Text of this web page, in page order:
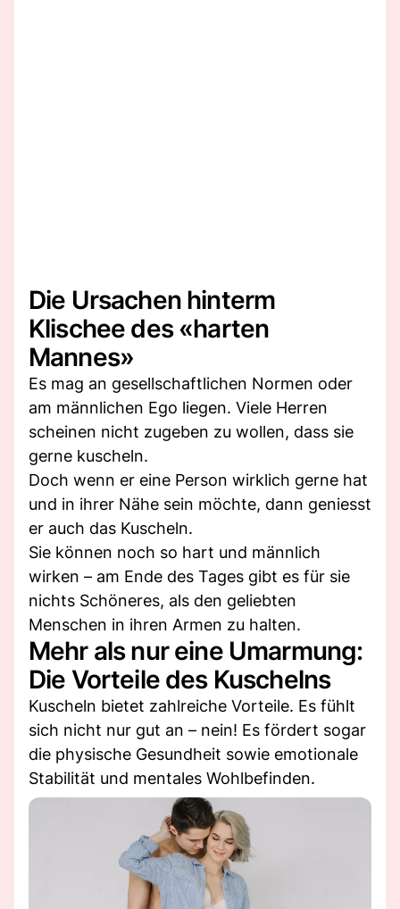
Die Ursachen hinterm
Klischee des «harten
Mannes»
Es mag an gesellschaftlichen Normen oder
am männlichen Ego liegen. Viele Herren
scheinen nicht zugeben zu wollen, dass sie
gerne kuscheln.
Doch wenn er eine Person wirklich gerne hat
und in ihrer Nähe sein möchte, dann geniesst
er auch das Kuscheln.
Sie können noch so hart und männlich
wirken – am Ende des Tages gibt es für sie
nichts Schöneres, als den geliebten
Menschen in ihren Armen zu halten.
Mehr als nur eine Umarmung:
Die Vorteile des Kuschelns
Kuscheln bietet zahlreiche Vorteile. Es fühlt
sich nicht nur gut an – nein! Es fördert sogar
die physische Gesundheit sowie emotionale
Stabilität und mentales Wohlbefinden.